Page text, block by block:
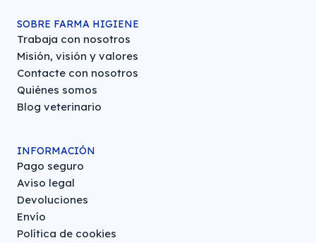
SOBRE FARMA HIGIENE
Trabaja con nosotros
Misión, visión y valores
Contacte con nosotros
Quiénes somos
Blog veterinario
INFORMACIÓN
Pago seguro
Aviso legal
Devoluciones
Envío
Política de cookies